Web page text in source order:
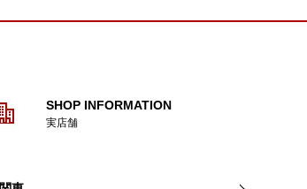
SHOP INFORMATION
実店舗